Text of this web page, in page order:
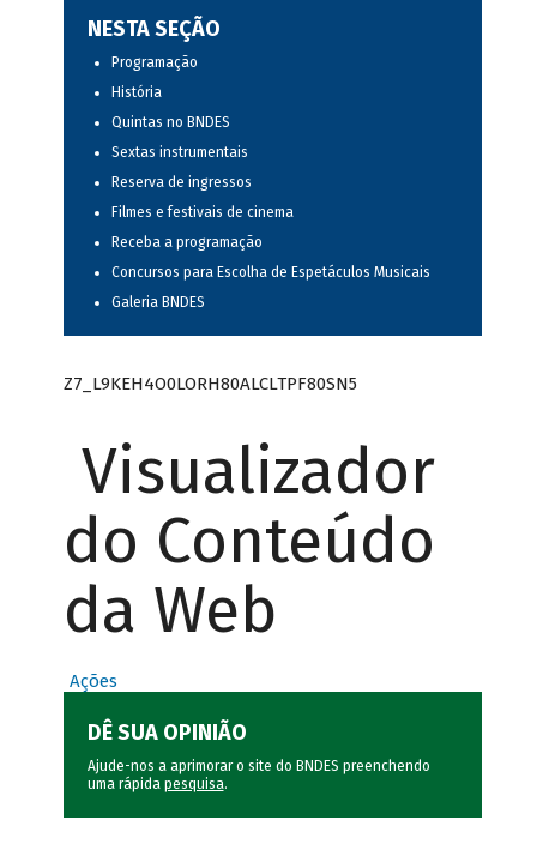
NESTA SEÇÃO
Programação
História
Quintas no BNDES
Sextas instrumentais
Reserva de ingressos
Filmes e festivais de cinema
Receba a programação
Concursos para Escolha de Espetáculos Musicais
Galeria BNDES
Z7_L9KEH4O0LORH80ALCLTPF80SN5
Visualizador
do Conteúdo
da Web
Ações
DÊ SUA OPINIÃO
Ajude-nos a aprimorar o site do BNDES preenchendo
uma rápida pesquisa.